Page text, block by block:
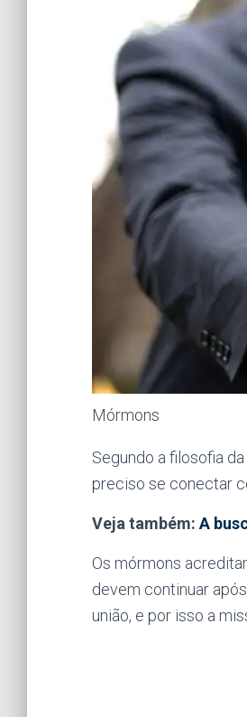
Mórmons
Segundo a filosofia
preciso se conectar
Veja também:A
Os mórmons
devem continuar
união, e por isso a